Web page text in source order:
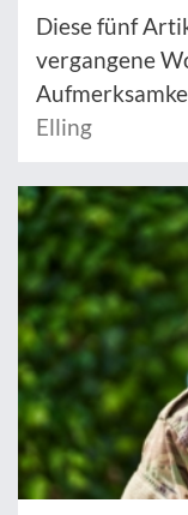
Diese fünf
vergangene
Elling